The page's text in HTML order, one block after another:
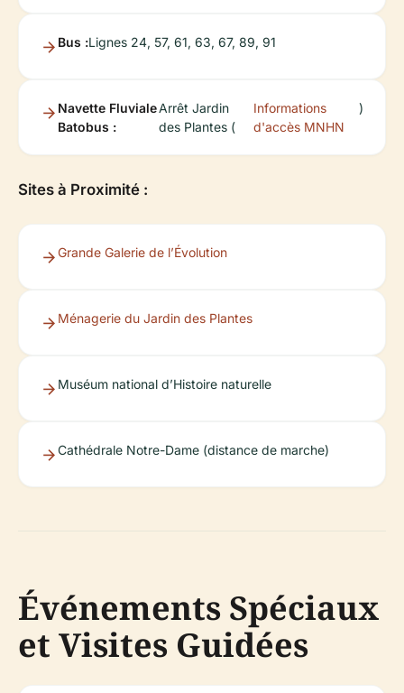
Bus :Lignes 24, 57, 61, 63, 67, 89, 91
Navette Fluviale
Batobus :
Arrêt Jardin
des Plantes (
Informations
d'accès MNHN
)
Sites à Proximité :
Grande Galerie de l’Évolution
Ménagerie du Jardin des Plantes
Muséum national d’Histoire naturelle
Cathédrale Notre-Dame (distance de marche)
Événements Spéciaux
et Visites Guidées